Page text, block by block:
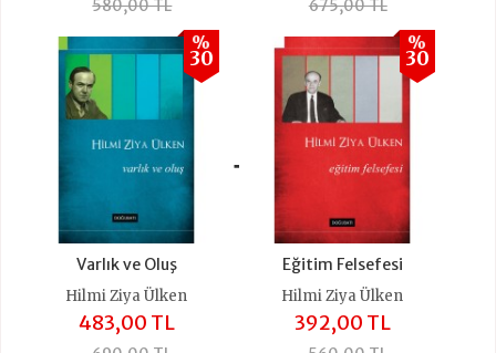
580,00 TL 675,00 TL
Varlık ve Oluş
%
30
Hilmi Ziya Ülken
483,00 TL
+
Eğitim Felsefesi
%
30
Hilmi Ziya Ülken
392,00 TL